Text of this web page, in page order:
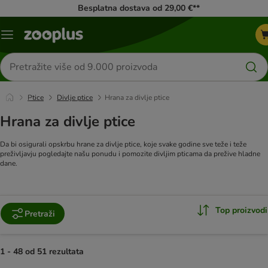
Besplatna dostava od 29,00 €**
Izbornik
Traži
proizvode
Ptice Divlje ptice Hrana za divlje ptice
Hrana za divlje ptice
Da bi osigurali opskrbu hrane za divlje ptice, koje svake godine sve teže i teže
preživljavju pogledajte našu ponudu i pomozite divljim pticama da prežive hladne
dane.
Pretraži Top proizvodi
1 - 48 od 51 rezultata